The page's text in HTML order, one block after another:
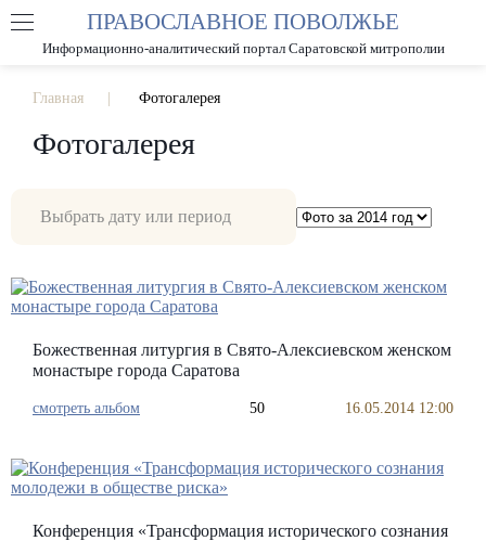
РАЗМЕР ШРИФТА А А
ПРАВОСЛАВНОЕ ПОВОЛЖЬЕ
Информационно-аналитический портал Саратовской митрополии
Главная Фотогалерея
Фотогалерея
Божественная литургия в Свято-Алексиевском женском
монастыре города Саратова
смотреть альбом 50 16.05.2014 12:00
Конференция «Трансформация исторического сознания